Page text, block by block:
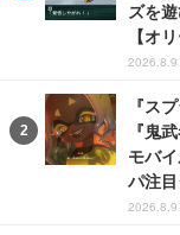
ズを
【オ
『ス
『鬼
モバ
パ注